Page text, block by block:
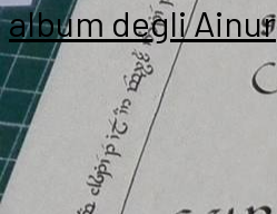
album degli Ainur